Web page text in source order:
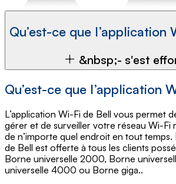
Qu’est-ce que l’application
&nbsp;- s'est
Qu’est-ce que l’application
L’application Wi-Fi de Bell vous permet
gérer et de surveiller votre réseau Wi-Fi
de n’importe quel endroit en tout temps.
de Bell est offerte à tous les clients
Borne universelle 2000, Borne
universelle 4000 ou Borne giga..